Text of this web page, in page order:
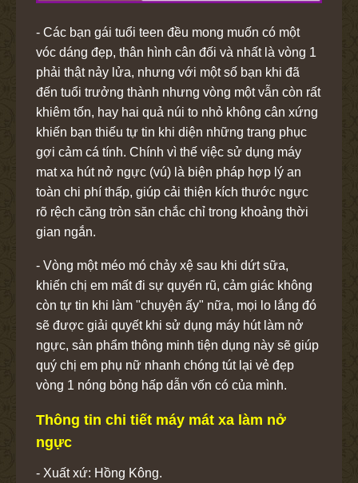
- Các bạn gái tuổi teen đều mong muốn có một
vóc dáng đẹp, thân hình cân đối và nhất là vòng 1
phải thật nảy lửa, nhưng với một số bạn khi đã
đến tuổi trưởng thành nhưng vòng một vẫn còn rất
khiêm tốn, hay hai quả núi to nhỏ không cân xứng
khiến bạn thiếu tự tin khi diện những trang phục
gợi cảm cá tính. Chính vì thế việc sử dụng máy
mat xa hút nở ngực (vú) là biện pháp hợp lý an
toàn chi phí thấp, giúp cải thiện kích thước ngực
rõ rệch căng tròn săn chắc chỉ trong khoảng thời
gian ngắn.
- Vòng một méo mó chảy xệ sau khi dứt sữa,
khiến chị em mất đi sự quyến rũ, cảm giác không
còn tự tin khi làm "chuyện ấy" nữa, mọi lo lắng đó
sẽ được giải quyết khi sử dụng máy hút làm nở
ngực, sản phẩm thông minh tiện dụng này sẽ giúp
quý chị em phụ nữ nhanh chóng tút lại vẻ đẹp
vòng 1 nóng bỏng hấp dẫn vốn có của mình.
Thông tin chi tiết máy mát xa làm nở
ngực
- Xuất xứ: Hồng Kông.